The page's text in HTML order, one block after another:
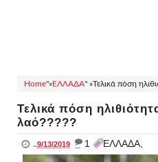
Home"»ΕΛΛΑΔΑ" »Τελικά πόση
Τελικά πόση
λαό?????
..9/13/2019 _ 1 ΕΛΛΑΔΑ,